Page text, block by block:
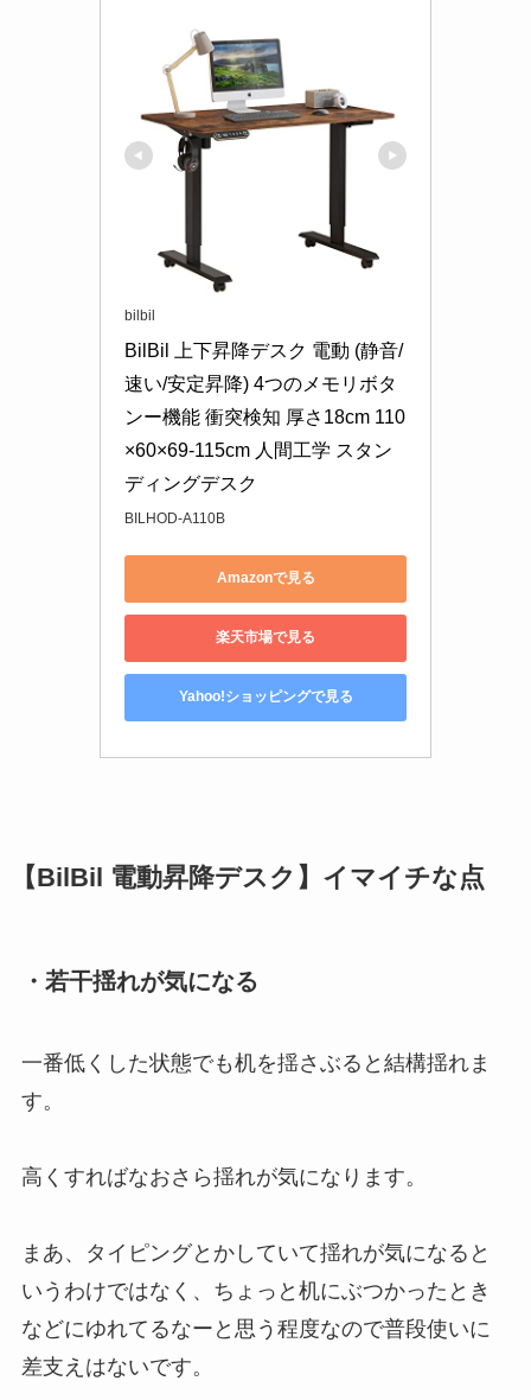
bilbil
BilBil 上下昇降デスク 電動 (静音/
速い/安定昇降) 4つのメモリボタ
ンー機能 衝突検知 厚さ18cm 110
×60×69-115cm 人間工学 スタン
ディングデスク
BILHOD-A110B
Amazonで見る
楽天市場で見る
Yahoo!ショッピングで見る
【BilBil 電動昇降デスク】イマイチな点
・若干揺れが気になる
一番低くした状態でも机を揺さぶると結構揺れま
す。
高くすればなおさら揺れが気になります。
まあ、タイピングとかしていて揺れが気になると
いうわけではなく、ちょっと机にぶつかったとき
などにゆれてるなーと思う程度なので普段使いに
差支えはないです。